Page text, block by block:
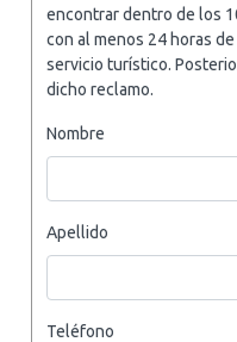
encontrar dentro de los
con al menos 24 horas
servicio turístico.
dicho reclamo.
Nombre
Apellido
Teléfono